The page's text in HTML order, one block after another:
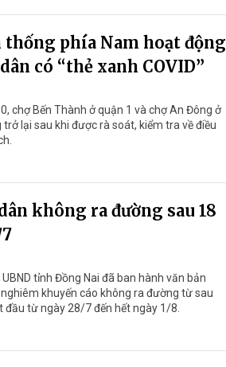
phía Nam hoạt động
có “thẻ xanh COVID”
chợ Bến Thành ở quận 1 và chợ An Đông ở
lại sau khi được rà soát, kiểm tra về điều
không ra đường sau 18
tỉnh Đồng Nai đã ban hành văn bản
khuyến cáo không ra đường từ sau
đầu từ ngày 28/7 đến hết ngày 1/8.